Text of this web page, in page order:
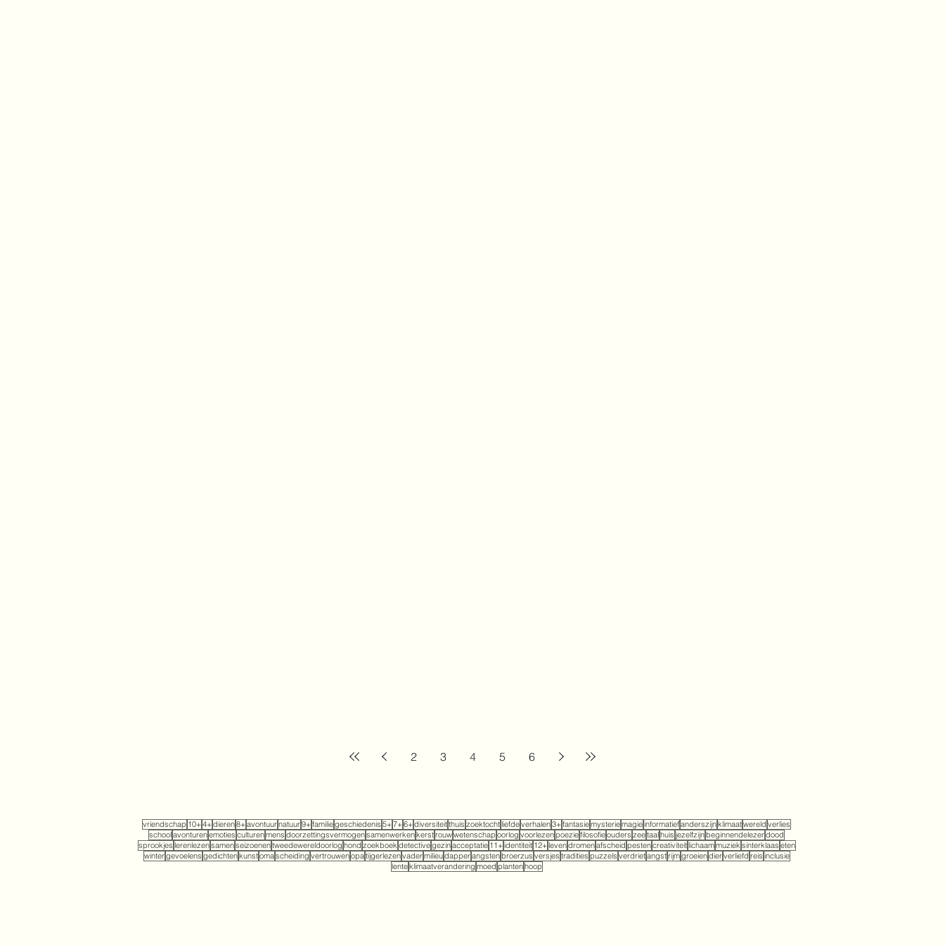
2 3 4 5 6
vriendschap 10+4+dieren8+avontuurnatuur9+familiegeschiedenis 5+7+6+diversiteitthuis zoektochtliefdeverhalen3+fantasiemysteriemagieinformatiefanderszijnklimaatwereld verlies
schoolavonturenemoties culturenmens doorzettingsvermogensamenwerkenkerstrouwwetenschap oorlog voorlezenpoeziefilosofieouders zeetaalhuis jezelfzijnbeginnendelezerdood
sprookjes lerenlezensamenseizoenentweedewereldoorlog hond zoekboek detectivegezinacceptatie 11+identiteit 12+levendromenafscheid pestencreativiteitlichaammuziek sinterklaas eten
wintergevoelens gedichtenkunstomascheiding vertrouwenopatijgerlezenvadermilieudapperangstenbroerzus versjes tradities puzzels verdrietangstrijmgroeiendierverliefd reis inclusie
lenteklimaatverandering moed plantenhoop